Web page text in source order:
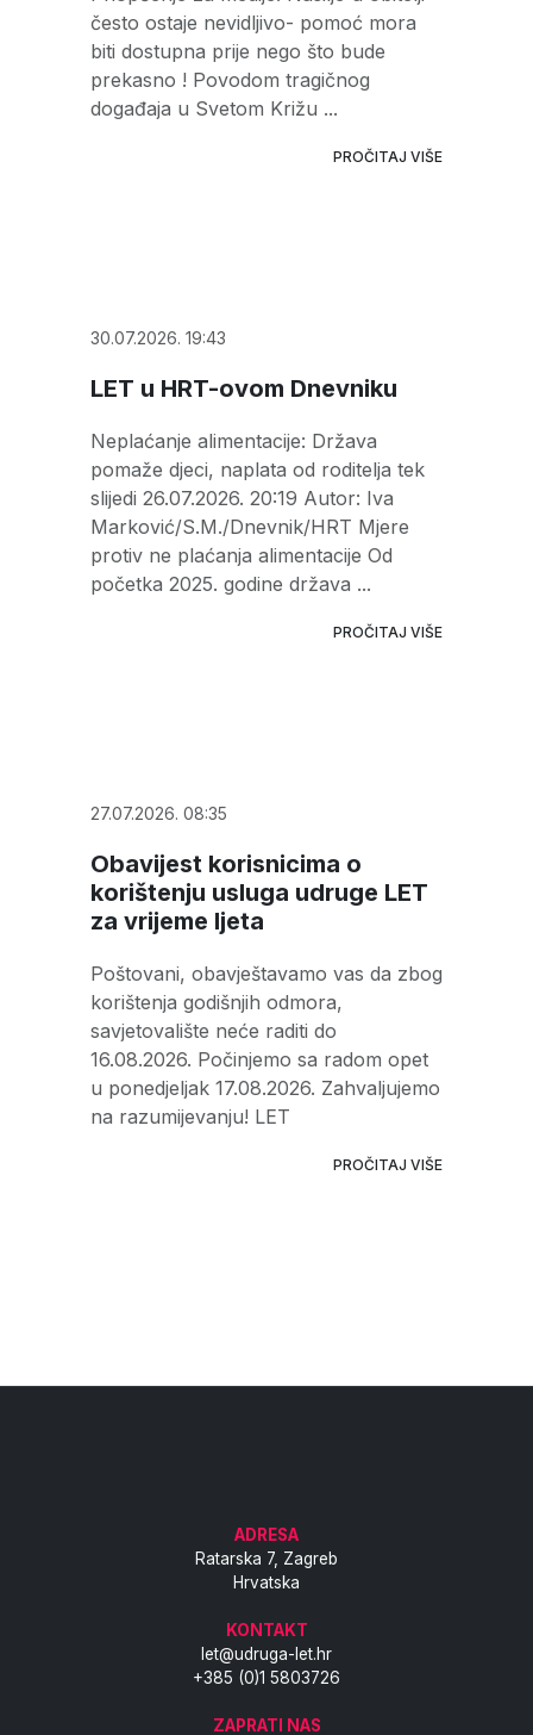
često ostaje nevidljivo- pomoć mora
biti dostupna prije nego što bude
prekasno ! Povodom tragičnog
događaja u Svetom Križu ...
PROČITAJ VIŠE
30.07.2026. 19:43
LET u HRT-ovom Dnevniku
Neplaćanje alimentacije: Država
pomaže djeci, naplata od roditelja tek
slijedi 26.07.2026. 20:19 Autor: Iva
Marković/S.M./Dnevnik/HRT Mjere
protiv ne plaćanja alimentacije Od
početka 2025. godine država ...
PROČITAJ VIŠE
27.07.2026. 08:35
Obavijest korisnicima o
korištenju usluga udruge LET
za vrijeme ljeta
Poštovani, obavještavamo vas da zbog
korištenja godišnjih odmora,
savjetovalište neće raditi do
16.08.2026. Počinjemo sa radom opet
u ponedjeljak 17.08.2026. Zahvaljujemo
na razumijevanju! LET
PROČITAJ VIŠE
ADRESA
Ratarska 7, Zagreb
Hrvatska
KONTAKT
let@udruga-let.hr
+385 (0)1 5803726
ZAPRATI NAS